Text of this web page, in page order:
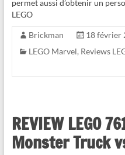
permet aussi d’obtenir un
LEGO
Brickman
18 février
LEGO Marvel, Reviews
REVIEW LEGO
Monster Truck